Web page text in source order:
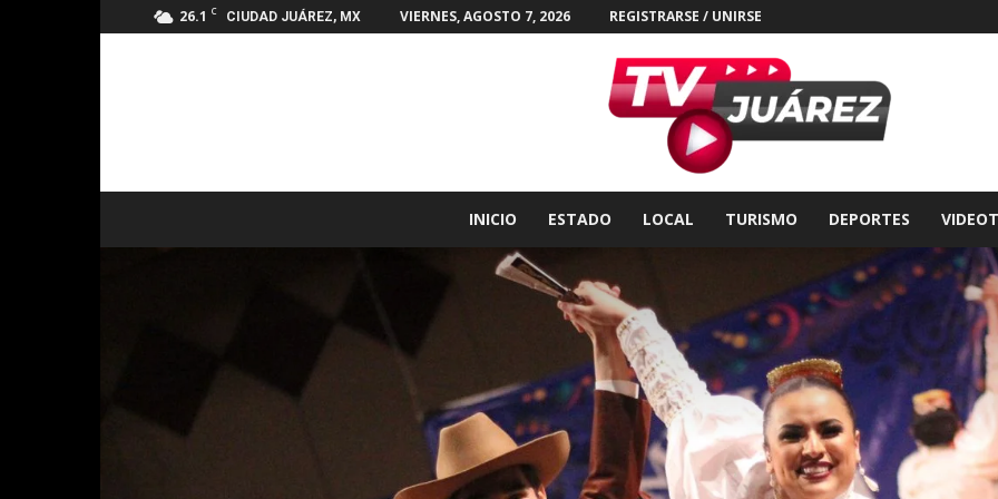
26.1 C CIUDAD JUÁREZ, MX VIERNES, AGOSTO 7, 2026 REGISTRARSE / UNIRSE
Juárez
INICIO ESTADO LOCAL TURISMO DEPORTES